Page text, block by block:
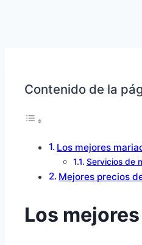
Contenido de la
Los mejores
Servicios de
Mejores precios
Los